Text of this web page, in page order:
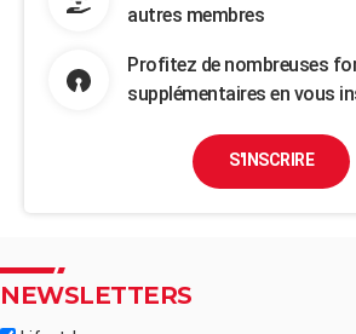
autres membres
Profitez de nombreuses
supplémentaires en vous
S'INSCRIRE
NEWSLETTERS